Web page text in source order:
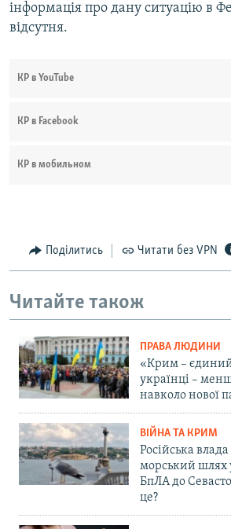
інформація про дану ситуацію в
відсутня.
КР в YouTube
КР в Facebook
КР в мобильном
Поділитись Читати без VPN
Читайте також
ПРАВА ЛЮДИНИ
«Крим – єдиний
українці –
навколо нової
ВІЙНА ТА КРИМ
Російська
морський шлях
БпЛА до
це?